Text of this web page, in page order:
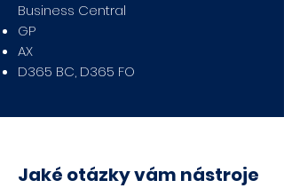
Business Central
GP
AX
D365 BC, D365 FO
Jaké otázky vám nástroje